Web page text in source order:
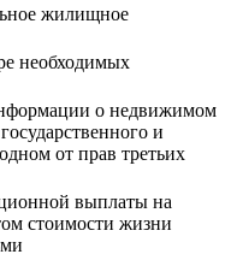
жилищное
необходимых
о недвижимом
и
от прав третьих
выплаты на
стоимости жизни